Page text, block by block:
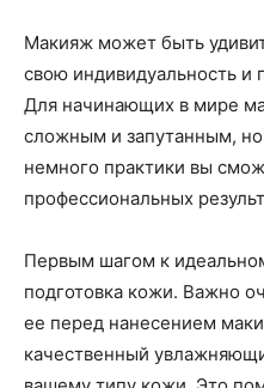
Макияж может быть
свою индивидуальность и
Для начинающих в мире
сложным и запутанным,
немного практики вы
профессиональных
Первым шагом к
подготовка кожи. Важно
ее перед нанесением
качественный